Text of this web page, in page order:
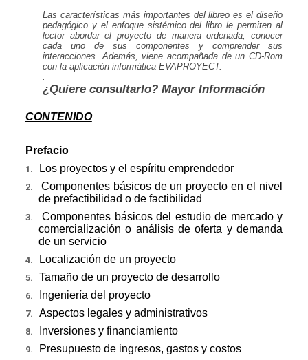
Las características más importantes del libreo es el diseño
pedagógico y el enfoque sistémico del libro le permiten al
lector abordar el proyecto de manera ordenada, conocer
cada uno de sus componentes y comprender sus
interacciones. Además, viene acompañada de un CD-Rom
con la aplicación informática EVAPROYECT.
.
¿Quiere consultarlo? Mayor Información
CONTENIDO
Prefacio
1. Los proyectos y el espíritu emprendedor
2.
Componentes básicos de un proyecto en el nivel
de prefactibilidad o de factibilidad
3.
Componentes básicos del estudio de mercado y
comercialización o análisis de oferta y demanda
de un servicio
4. Localización de un proyecto
5. Tamaño de un proyecto de desarrollo
6. Ingeniería del proyecto
7. Aspectos legales y administrativos
8. Inversiones y financiamiento
9. Presupuesto de ingresos, gastos y costos